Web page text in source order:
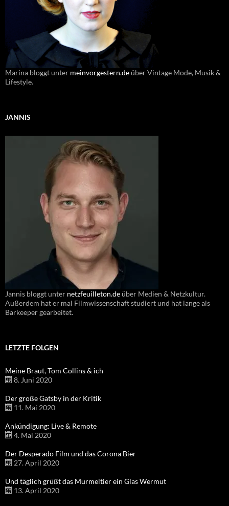
Marina bloggt unter meinvorgestern.deüber Vintage Mode, Musik &
Lifestyle.
JANNIS
Jannis bloggt unter netzfeuilleton.deüber Medien & Netzkultur.
Außerdem hat er mal Filmwissenschaft studiert und hat lange als
Barkeeper gearbeitet.
LETZTE FOLGEN
Meine Braut, Tom Collins & ich
8. Juni 2020
Der große Gatsby in der Kritik
11. Mai 2020
Ankündigung: Live & Remote
4. Mai 2020
Der Desperado Film und das Corona Bier
27. April 2020
Und täglich grüßt das Murmeltier ein Glas Wermut
13. April 2020